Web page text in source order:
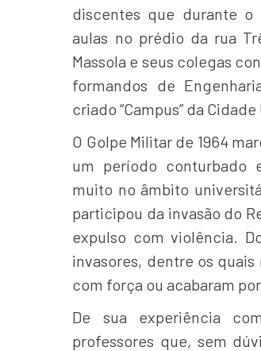
discentes que durante o
aulas no prédio da rua
Massola e seus colegas
formandos de
criado “Campus” da
O Golpe Militar de 1964
um período conturbado
muito no âmbito
participou da invasão do
expulso com violência.
invasores, dentre os
com força ou acabaram
De sua experiência
professores que, sem